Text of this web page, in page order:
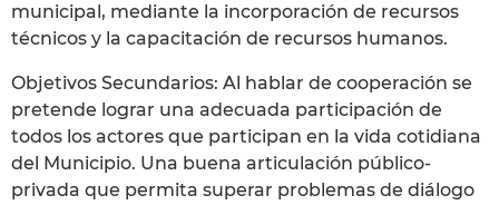
municipal, mediante la incorporación de recursos
técnicos y la capacitación de recursos humanos.
Objetivos Secundarios: Al hablar de cooperación se
pretende lograr una adecuada participación de
todos los actores que participan en la vida cotidiana
del Municipio. Una buena articulación público-
privada que permita superar problemas de diálogo